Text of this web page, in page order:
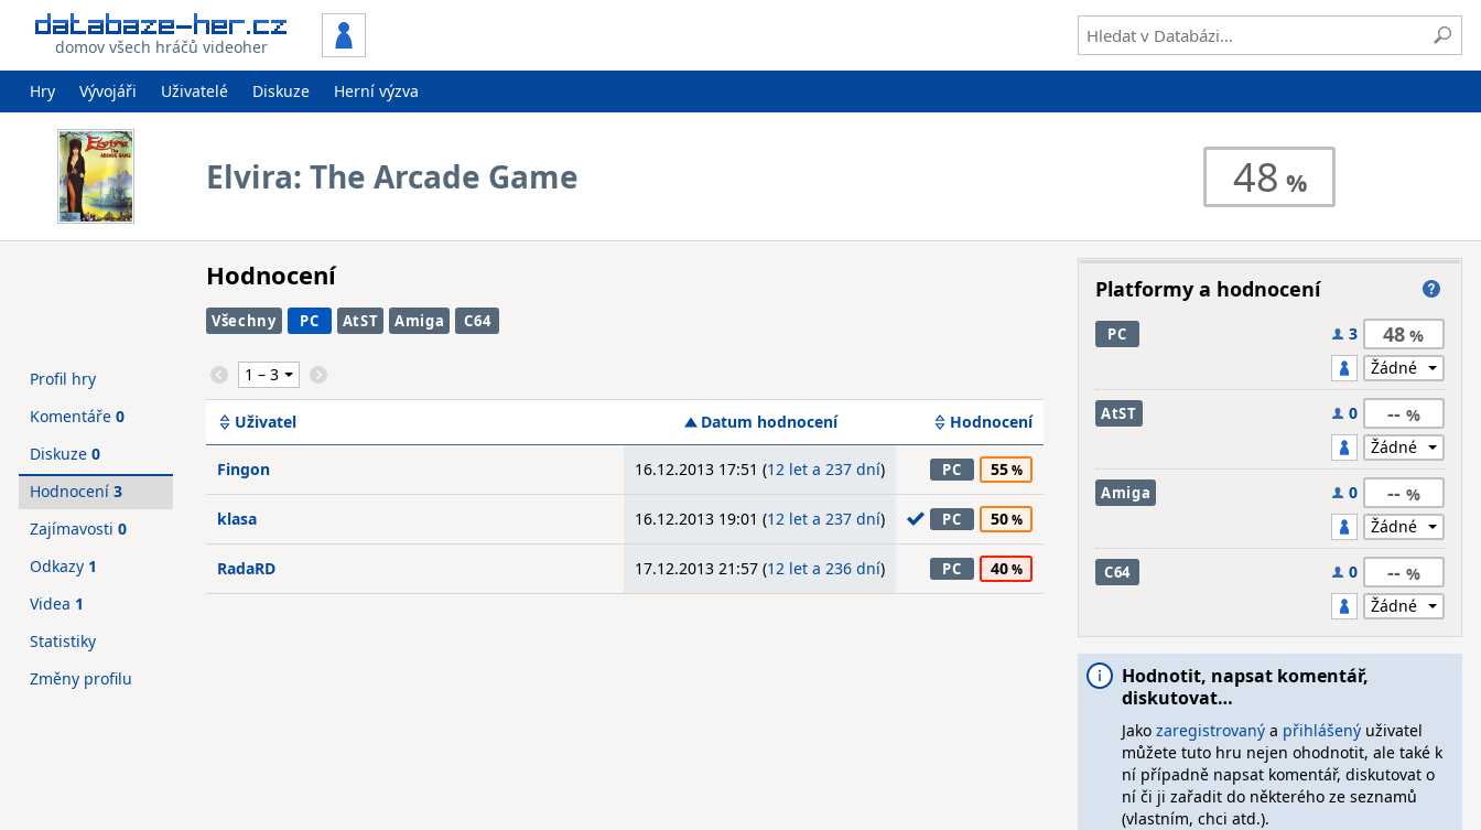
domov všech hráčů videoher
Hry Vývojáři Uživatelé Diskuze Herní výzva
Elvira: The Arcade Game 48
Hodnocení
Všechny PC AtST Amiga C64
Uživatel Datum hodnocení Hodnocení
Fingon 16.12.2013 17:51 (12 let a 237 dní) PC 55
klasa 16.12.2013 19:01 (12 let a 237 dní) PC 50
RadaRD 17.12.2013 21:57 (12 let a 236 dní) PC 40
Profil hry
Komentáře 0
Diskuze 0
Hodnocení 3
Zajímavosti 0
Odkazy 1
Videa 1
Statistiky
Změny profilu
Platformy a hodnocení
PC 3 48
AtST 0 --
Amiga 0 --
C64 0 --
Hodnotit, napsat komentář,
diskutovat…
Jako zaregistrovanýa přihlášenýuživatel
můžete tuto hru nejen ohodnotit, ale také k
ní případně napsat komentář, diskutovat o
ní či ji zařadit do některého ze seznamů
(vlastním, chci atd.).